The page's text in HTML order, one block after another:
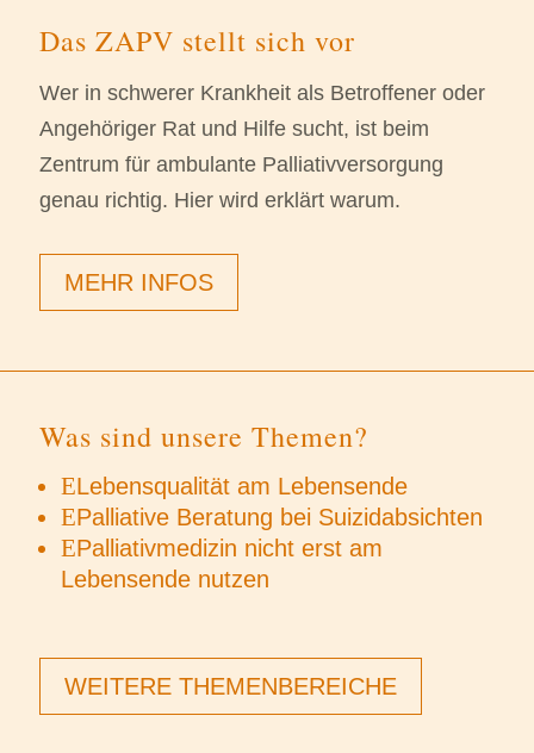
Das ZAPV stellt sich vor
Wer in schwerer Krankheit als Betroffener oder
Angehöriger Rat und Hilfe sucht, ist beim
Zentrum für ambulante Palliativversorgung
genau richtig. Hier wird erklärt warum.
MEHR INFOS
Was sind unsere Themen?
ELebensqualität am Lebensende
EPalliative Beratung bei Suizidabsichten
EPalliativmedizin nicht erst am
Lebensende nutzen
WEITERE THEMENBEREICHE